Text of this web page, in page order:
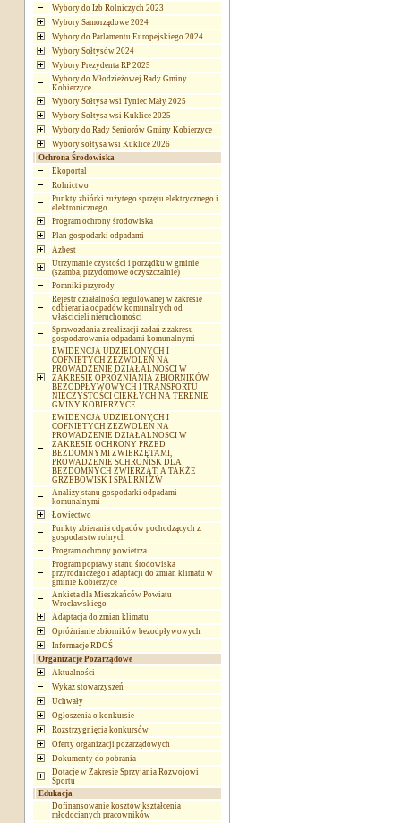
Wybory do Izb Rolniczych 2023
Wybory Samorządowe 2024
Wybory do Parlamentu Europejskiego 2024
Wybory Sołtysów 2024
Wybory Prezydenta RP 2025
Wybory do Młodzieżowej Rady Gminy
Kobierzyce
Wybory Sołtysa wsi Tyniec Mały 2025
Wybory Sołtysa wsi Kuklice 2025
Wybory do Rady Seniorów Gminy Kobierzyce
Wybory sołtysa wsi Kuklice 2026
Ochrona Środowiska
Ekoportal
Rolnictwo
Punkty zbiórki zużytego sprzętu elektrycznego i
elektronicznego
Program ochrony środowiska
Plan gospodarki odpadami
Azbest
Utrzymanie czystości i porządku w gminie
(szamba, przydomowe oczyszczalnie)
Pomniki przyrody
Rejestr działalności regulowanej w zakresie
odbierania odpadów komunalnych od
właścicieli nieruchomości
Sprawozdania z realizacji zadań z zakresu
gospodarowania odpadami komunalnymi
EWIDENCJA UDZIELONYCH I
COFNIETYCH ZEZWOLEŃ NA
PROWADZENIE DZIAŁALNOSCI W
ZAKRESIE OPRÓŻNIANIA ZBIORNIKÓW
BEZODPŁYWOWYCH I TRANSPORTU
NIECZYSTOŚCI CIEKŁYCH NA TERENIE
GMINY KOBIERZYCE
EWIDENCJA UDZIELONYCH I
COFNIETYCH ZEZWOLEŃ NA
PROWADZENIE DZIAŁALNOSCI W
ZAKRESIE OCHRONY PRZED
BEZDOMNYMI ZWIERZĘTAMI,
PROWADZENIE SCHRONISK DLA
BEZDOMNYCH ZWIERZĄT, A TAKŻE
GRZEBOWISK I SPALRNI ZW
Analizy stanu gospodarki odpadami
komunalnymi
Łowiectwo
Punkty zbierania odpadów pochodzących z
gospodarstw rolnych
Program ochrony powietrza
Program poprawy stanu środowiska
przyrodniczego i adaptacji do zmian klimatu w
gminie Kobierzyce
Ankieta dla Mieszkańców Powiatu
Wrocławskiego
Adaptacja do zmian klimatu
Opróżnianie zbiorników bezodpływowych
Informacje RDOŚ
Organizacje Pozarządowe
Aktualności
Wykaz stowarzyszeń
Uchwały
Ogłoszenia o konkursie
Rozstrzygnięcia konkursów
Oferty organizacji pozarządowych
Dokumenty do pobrania
Dotacje w Zakresie Sprzyjania Rozwojowi
Sportu
Edukacja
Dofinansowanie kosztów kształcenia
młodocianych pracowników